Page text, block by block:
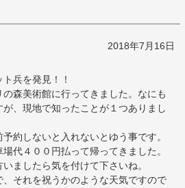
2018年7月16日
兵を発見！！
森美術館に行ってきました。なにも
、現地で知ったことが１つありまし
約しないと入れないとゆう事です。
代４００円払って帰ってきました。
ましたら気を付けて下さいね。
それを祝うかのような天気ですので